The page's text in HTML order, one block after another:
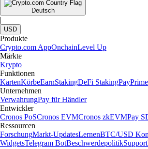
Deutsch
|
USD
Produkte
Crypto.com AppOnchainLevel Up
Märkte
Krypto
Funktionen
KartenKörbeEarnStakingDeFi StakingPayPrime
Unternehmen
VerwahrungPay für Händler
Entwickler
Cronos PoSCronos EVMCronos zkEVMPay
Ressourcen
ForschungMarkt-UpdatesLernenBTC/USD
WidgetsTelegram BotBeschwerdepolitikSupport